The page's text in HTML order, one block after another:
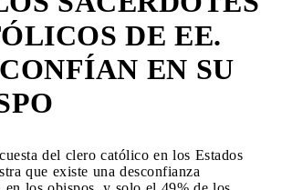
DE EE.
EN SU
del clero católico en los Estados
que existe una desconfianza